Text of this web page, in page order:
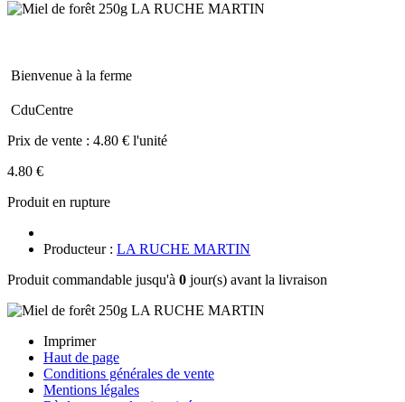
Bienvenue à la ferme
CduCentre
Prix de vente : 4.80 € l'unité
4.80 €
Produit en rupture
Producteur : LA RUCHE MARTIN
Produit commandable jusqu'à 0 jour(s) avant la livraison
Imprimer
Haut de page
Conditions générales de vente
Mentions légales